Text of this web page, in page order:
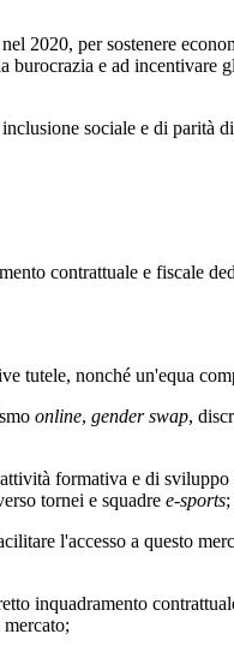
2020, per sostenere
burocrazia e ad incentivare
sociale e di parità
contrattuale e fiscale
tutele, nonché un'equa
online, gender swap,
formativa e di sviluppo
tornei e squadre e-sports;
l'accesso a questo
inquadramento